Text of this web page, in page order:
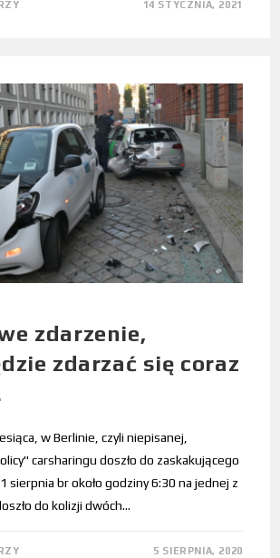
14 STYCZNIA, 2021
zdarzenie,
zdarzać się coraz
w Berlinie, czyli niepisanej,
carsharingu doszło do zaskakującego
sierpnia br około godziny 6:30 na jednej z
do kolizji dwóch…
5 SIERPNIA, 2020